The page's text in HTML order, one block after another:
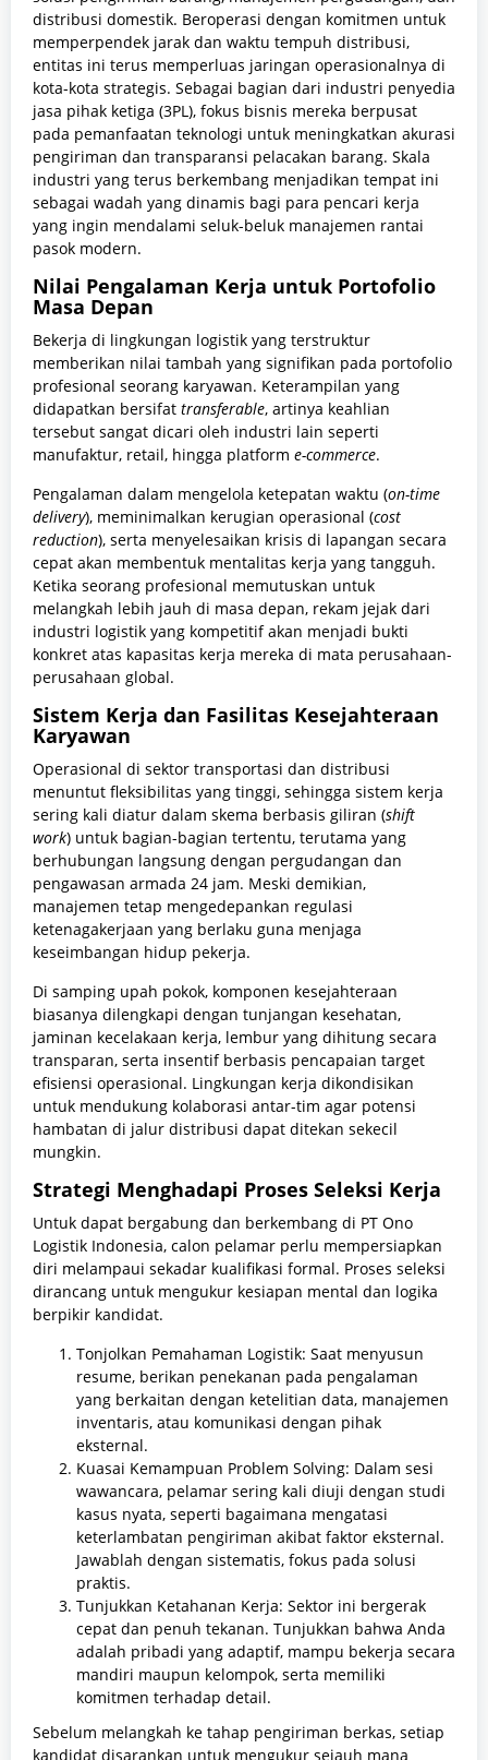
distribusi domestik. Beroperasi dengan komitmen untuk
memperpendek jarak dan waktu tempuh distribusi,
entitas ini terus memperluas jaringan operasionalnya di
kota-kota strategis. Sebagai bagian dari industri penyedia
jasa pihak ketiga (3PL), fokus bisnis mereka berpusat
pada pemanfaatan teknologi untuk meningkatkan akurasi
pengiriman dan transparansi pelacakan barang. Skala
industri yang terus berkembang menjadikan tempat ini
sebagai wadah yang dinamis bagi para pencari kerja
yang ingin mendalami seluk-beluk manajemen rantai
pasok modern.
Nilai Pengalaman Kerja untuk Portofolio
Masa Depan
Bekerja di lingkungan logistik yang terstruktur
memberikan nilai tambah yang signifikan pada portofolio
profesional seorang karyawan. Keterampilan yang
didapatkan bersifat transferable, artinya keahlian
tersebut sangat dicari oleh industri lain seperti
manufaktur, retail, hingga platform e-commerce.
Pengalaman dalam mengelola ketepatan waktu (on-time
delivery), meminimalkan kerugian operasional (cost
reduction), serta menyelesaikan krisis di lapangan secara
cepat akan membentuk mentalitas kerja yang tangguh.
Ketika seorang profesional memutuskan untuk
melangkah lebih jauh di masa depan, rekam jejak dari
industri logistik yang kompetitif akan menjadi bukti
konkret atas kapasitas kerja mereka di mata perusahaan-
perusahaan global.
Sistem Kerja dan Fasilitas Kesejahteraan
Karyawan
Operasional di sektor transportasi dan distribusi
menuntut fleksibilitas yang tinggi, sehingga sistem kerja
sering kali diatur dalam skema berbasis giliran (shift
work) untuk bagian-bagian tertentu, terutama yang
berhubungan langsung dengan pergudangan dan
pengawasan armada 24 jam. Meski demikian,
manajemen tetap mengedepankan regulasi
ketenagakerjaan yang berlaku guna menjaga
keseimbangan hidup pekerja.
Di samping upah pokok, komponen kesejahteraan
biasanya dilengkapi dengan tunjangan kesehatan,
jaminan kecelakaan kerja, lembur yang dihitung secara
transparan, serta insentif berbasis pencapaian target
efisiensi operasional. Lingkungan kerja dikondisikan
untuk mendukung kolaborasi antar-tim agar potensi
hambatan di jalur distribusi dapat ditekan sekecil
mungkin.
Strategi Menghadapi Proses Seleksi Kerja
Untuk dapat bergabung dan berkembang di PT Ono
Logistik Indonesia, calon pelamar perlu mempersiapkan
diri melampaui sekadar kualifikasi formal. Proses seleksi
dirancang untuk mengukur kesiapan mental dan logika
berpikir kandidat.
Tonjolkan Pemahaman Logistik: Saat menyusun
resume, berikan penekanan pada pengalaman
yang berkaitan dengan ketelitian data, manajemen
inventaris, atau komunikasi dengan pihak
eksternal.
Kuasai Kemampuan Problem Solving: Dalam sesi
wawancara, pelamar sering kali diuji dengan studi
kasus nyata, seperti bagaimana mengatasi
keterlambatan pengiriman akibat faktor eksternal.
Jawablah dengan sistematis, fokus pada solusi
praktis.
Tunjukkan Ketahanan Kerja: Sektor ini bergerak
cepat dan penuh tekanan. Tunjukkan bahwa Anda
adalah pribadi yang adaptif, mampu bekerja secara
mandiri maupun kelompok, serta memiliki
komitmen terhadap detail.
Sebelum melangkah ke tahap pengiriman berkas, setiap
kandidat disarankan untuk mengukur sejauh mana